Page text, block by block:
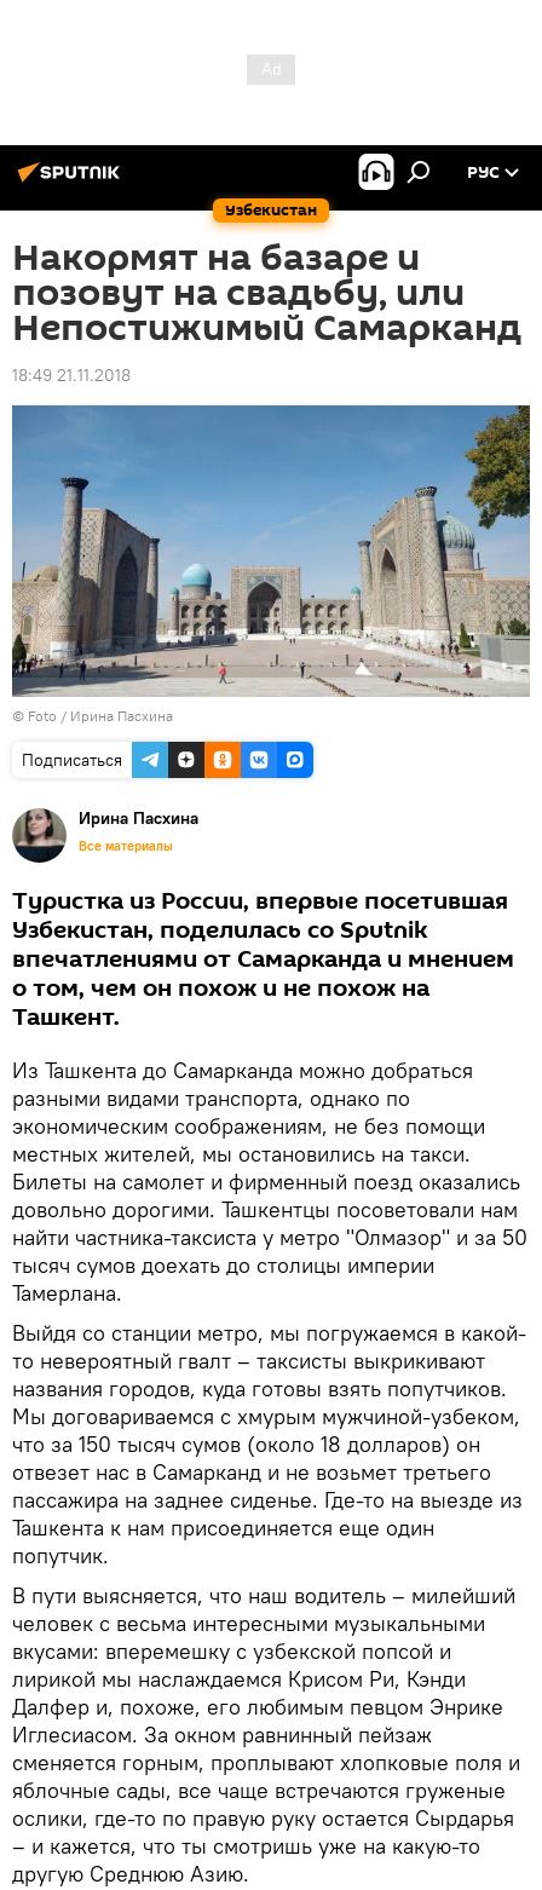
Узбекистан
РУС
Накормят на базаре и
позовут на свадьбу, или
Непостижимый Самарканд
18:49 21.11.2018
© Foto / Ирина Пасхина
Подписаться
Ирина Пасхина
Все материалы
Туристка из России, впервые посетившая
Узбекистан, поделилась со Sputnik
впечатлениями от Самарканда и мнением
о том, чем он похож и не похож на
Ташкент.
Из Ташкента до Самарканда можно добраться
разными видами транспорта, однако по
экономическим соображениям, не без помощи
местных жителей, мы остановились на такси.
Билеты на самолет и фирменный поезд оказались
довольно дорогими. Ташкентцы посоветовали нам
найти частника-таксиста у метро "Олмазор" и за 50
тысяч сумов доехать до столицы империи
Тамерлана.
Выйдя со станции метро, мы погружаемся в какой-
то невероятный гвалт – таксисты выкрикивают
названия городов, куда готовы взять попутчиков.
Мы договариваемся с хмурым мужчиной-узбеком,
что за 150 тысяч сумов (около 18 долларов) он
отвезет нас в Самарканд и не возьмет третьего
пассажира на заднее сиденье. Где-то на выезде из
Ташкента к нам присоединяется еще один
попутчик.
В пути выясняется, что наш водитель – милейший
человек с весьма интересными музыкальными
вкусами: вперемешку с узбекской попсой и
лирикой мы наслаждаемся Крисом Ри, Кэнди
Далфер и, похоже, его любимым певцом Энрике
Иглесиасом. За окном равнинный пейзаж
сменяется горным, проплывают хлопковые поля и
яблочные сады, все чаще встречаются груженые
ослики, где-то по правую руку остается Сырдарья
– и кажется, что ты смотришь уже на какую-то
другую Среднюю Азию.